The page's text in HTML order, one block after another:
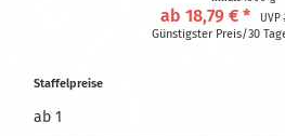
ab 18,79 € * UVP
Günstigster Preis/30
Staffelpreise
ab 1